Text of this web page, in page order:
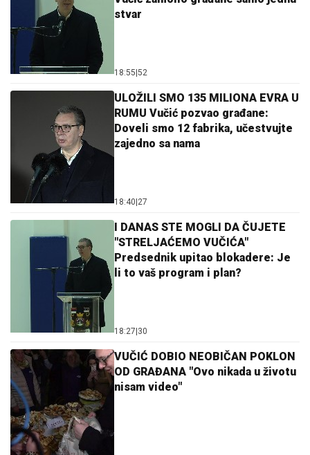
stvar
18:55 52
ULOŽILI SMO 135 MILIONA EVRA U
RUMU Vučić pozvao građane:
Doveli smo 12 fabrika, učestvujte
zajedno sa nama
18:40 27
I DANAS STE MOGLI DA ČUJETE
"STRELJAĆEMO VUČIĆA"
Predsednik upitao blokadere: Je
li to vaš program i plan?
18:27 30
VUČIĆ DOBIO NEOBIČAN POKLON
OD GRAĐANA "Ovo nikada u životu
nisam video"